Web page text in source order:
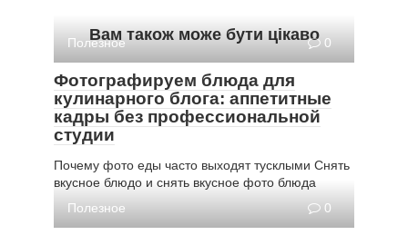
Вам також може бути цікаво
Полезное 0
Фотографируем блюда для
кулинарного блога: аппетитные
кадры без профессиональной
студии
Почему фото еды часто выходят тусклыми Снять
вкусное блюдо и снять вкусное фото блюда
Полезное
0